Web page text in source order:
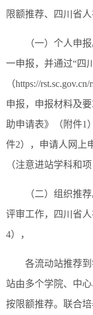
限额推荐、四川省
（一）个人申
一申报，并通过“四
（https://
申报，申报材料及
助申请表》（附件1
件2），申请人网上
（注意进站学科和
（二）组织推
评审工作，四川省
4），
各流动站推荐
站由多个学院、中
按限额推荐。联合